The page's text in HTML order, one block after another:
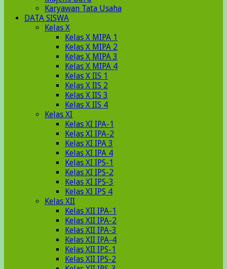
Karyawan Tata Usaha
DATA SISWA
Kelas X
Kelas X MIPA 1
Kelas X MIPA 2
Kelas X MIPA 3
Kelas X MIPA 4
Kelas X IIS 1
Kelas X IIS 2
Kelas X IIS 3
Kelas X IIS 4
Kelas XI
Kelas XI IPA-1
Kelas XI IPA-2
Kelas XI IPA 3
Kelas XI IPA 4
Kelas XI IPS-1
Kelas XI IPS-2
Kelas XI IPS-3
Kelas XI IPS 4
Kelas XII
Kelas XII IPA-1
Kelas XII IPA-2
Kelas XII IPA-3
Kelas XII IPA-4
Kelas XII IPS-1
Kelas XII IPS-2